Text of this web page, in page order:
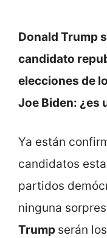
Donald Trump
candidato
elecciones de
Joe Biden: ¿es
Ya están
candidatos
partidos
ninguna
Trump serán